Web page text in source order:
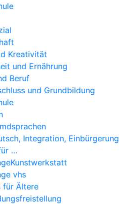
Kreativität
und Ernährung
Beruf
und Grundbildung
Integration, Einbürgerung
…
vhs
für Ältere